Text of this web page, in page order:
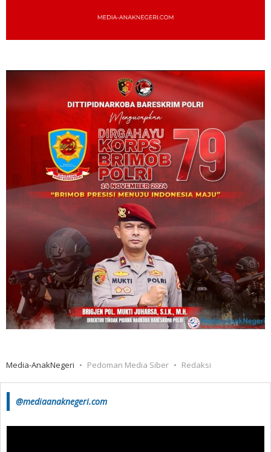
Media-AnakNegeri Pedoman Media Siber Redaksi
@mediaanaknegeri.com